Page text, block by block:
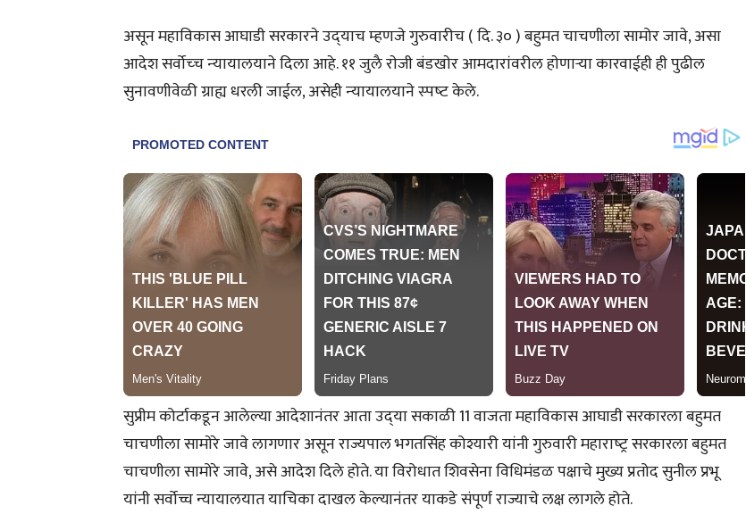
असून महाविकास आघाडी सरकारने उद्‍याच म्‍हणजे गुरुवारीच ( दि. ३० ) बहुमत चाचणीला सामोर जावे, असा
आदेश सर्वोच्‍च न्‍यायालयाने दिला आहे. ११ जुलै राेजी बंडखाेर आमदारांवरील हाेणार्‍या कारवाईही ही पुढील
सुनावणीवेळी ग्राह्य धरली जाईल, असेही न्‍यायालयाने स्‍पष्‍ट केले.
सुप्रीम कोर्टाकडून आलेल्या आदेशानंतर आता उद्‍या सकाळी 11 वाजता महाविकास आघाडी सरकारला बहुमत
चाचणीला सामाेरे जावे लागणार असून राज्यपाल भगतसिंह कोश्यारी यांनी गुरुवारी महाराष्‍ट्र सरकारला बहुमत
चाचणीला सामोरे जावे, असे आदेश दिले होते. या विरोधात शिवसेना विधिमंडळ पक्षाचे मुख्य प्रतोद सुनील प्रभू
यांनी सर्वोच्च न्यायालयात याचिका दाखल केल्यानंतर याकडे संपूर्ण राज्याचे लक्ष लागले होते.